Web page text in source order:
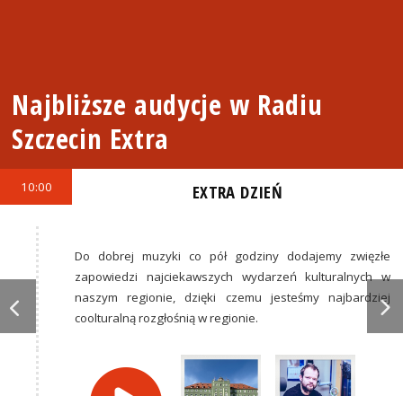
Najbliższe audycje w Radiu
Szczecin Extra
10:00 EXTRA DZIEŃ
Do dobrej muzyki co pół godziny dodajemy zwięzłe
zapowiedzi najciekawszych wydarzeń kulturalnych w
naszym regionie, dzięki czemu jesteśmy najbardziej
coolturalną rozgłośnią w regionie.